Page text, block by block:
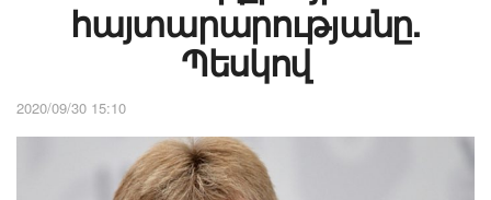
հայտարարությանը.
Պեսկով
2020/09/30 15:10